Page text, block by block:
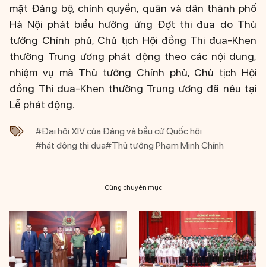
mặt Đảng bộ, chính quyền, quân và dân thành phố
Hà Nội phát biểu hưởng ứng Đợt thi đua do Thủ
tướng Chính phủ, Chủ tịch Hội đồng Thi đua-Khen
thưởng Trung ương phát động theo các nội dung,
nhiệm vụ mà Thủ tướng Chính phủ, Chủ tịch Hội
đồng Thi đua-Khen thưởng Trung ương đã nêu tại
Lễ phát động.
#Đại hội XIV của Đảng và bầu cử Quốc hội
#hát động thi đua#Thủ tướng Phạm Minh Chính
Cùng chuyên mục